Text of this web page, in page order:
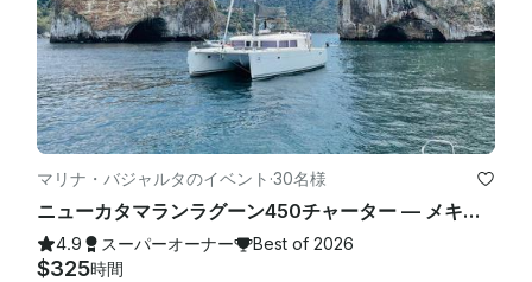
マリナ・バジャルタのイベント ·30名様
ニューカタマランラグーン450チャーター — メキシコのプエルトバジャルタで最大30名様まで
4.9 スーパーオーナー Best of 2026
$325時間